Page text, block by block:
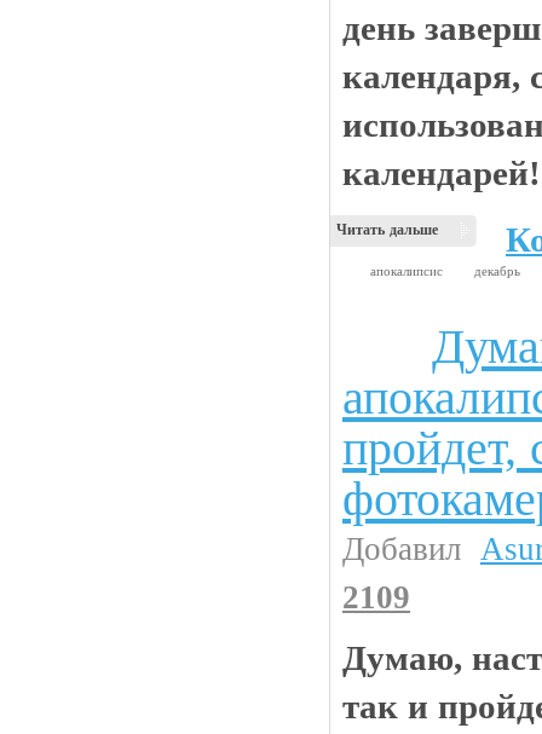
день
календаря,
Читать дальше
апокалипсис декабрь
пройдет,
Добавил
2109
Думаю,
так и